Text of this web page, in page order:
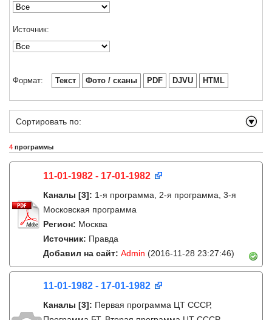
Источник:
Формат: Текст Фото / сканы PDF DJVU HTML
Сортировать по:
4 программы
11-01-1982 - 17-01-1982
Каналы [3]: 1-я программа, 2-я программа, 3-я
Московская программа
Регион: Москва
Источник: Правда
Добавил на сайт: Admin (2016-11-28 23:27:46)
11-01-1982 - 17-01-1982
Каналы [3]: Первая программа ЦТ СССР,